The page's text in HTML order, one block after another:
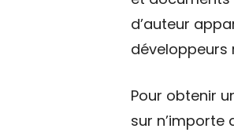
d’auteur
développeurs
Pour obtenir
sur n’importe